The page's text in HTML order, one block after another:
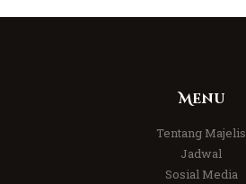
Menu
Tentang Majelis
Jadwal
Sosial Media